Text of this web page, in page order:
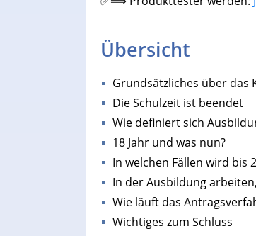
Übersicht
Grundsätzliches über das
Die Schulzeit ist beendet
Wie definiert sich
18 Jahr und was nun?
In welchen Fällen wird bis
In der Ausbildung
Wie läuft das
Wichtiges zum Schluss